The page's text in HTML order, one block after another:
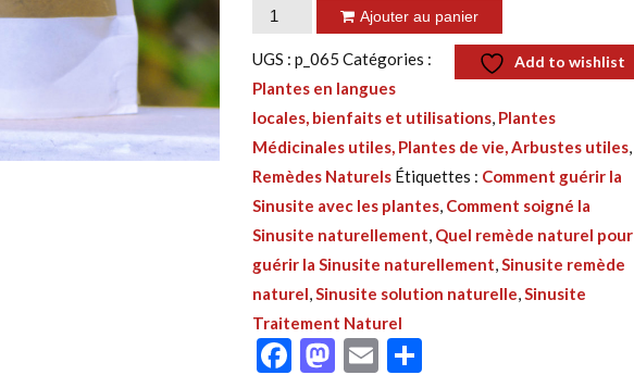
quantité
Tisane
065
:
Sinusite,
Traitement
Naturel
pour
une
guérison
définitif
Ajouter au panier
Add to wishlist
UGS :p_065 Catégories :
Plantes en langues
locales, bienfaits et utilisations, Plantes
Médicinales utiles, Plantes de vie, Arbustes utiles,
Remèdes Naturels Étiquettes : Comment guérir la
Sinusite avec les plantes, Comment soigné la
Sinusite naturellement, Quel remède naturel pour
guérir la Sinusite naturellement,Sinusite remède
naturel,Sinusite solution naturelle,Sinusite
Traitement Naturel
Facebook
Mastodon
Email